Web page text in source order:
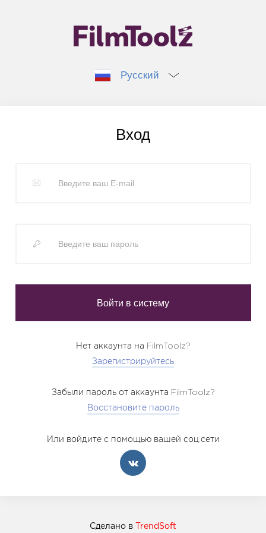
Русский
Вход
Нет аккаунта на FilmToolz?
Зарегистрируйтесь
Забыли пароль от аккаунта FilmToolz?
Восстановите пароль
Или войдите с помощью вашей соц.сети
Сделано в TrendSoft